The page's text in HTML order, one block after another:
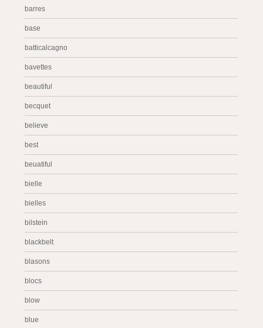
barres
base
batticalcagno
bavettes
beautiful
becquet
believe
best
beuatiful
bielle
bielles
bilstein
blackbelt
blasons
blocs
blow
blue